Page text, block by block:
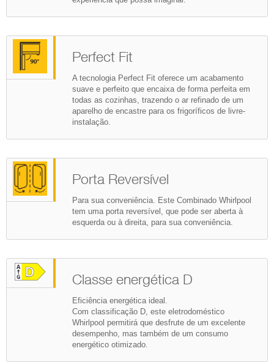
Perfect Fit
A tecnologia Perfect Fit oferece um acabamento
suave e perfeito que encaixa de forma perfeita em
todas as cozinhas, trazendo o ar refinado de um
aparelho de encastre para os frigoríficos de livre-
instalação.
Porta Reversível
Para sua conveniência. Este Combinado Whirlpool
tem uma porta reversível, que pode ser aberta à
esquerda ou à direita, para sua conveniência.
Classe energética D
Eficiência energética ideal.
Com classificação D, este eletrodoméstico
Whirlpool permitirá que desfrute de um excelente
desempenho, mas também de um consumo
energético otimizado.